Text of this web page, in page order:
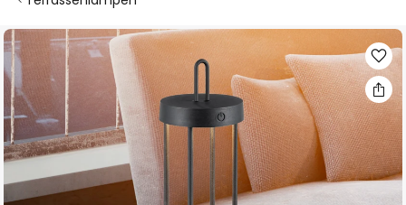
Zum
Ende
der
Bildgalerie
springen